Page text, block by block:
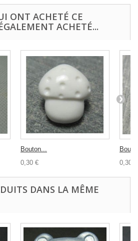
ONT ACHETÉ CE
ACHETÉ...
Bouton...
0,30 €
0,30 €
DANS LA MÊME